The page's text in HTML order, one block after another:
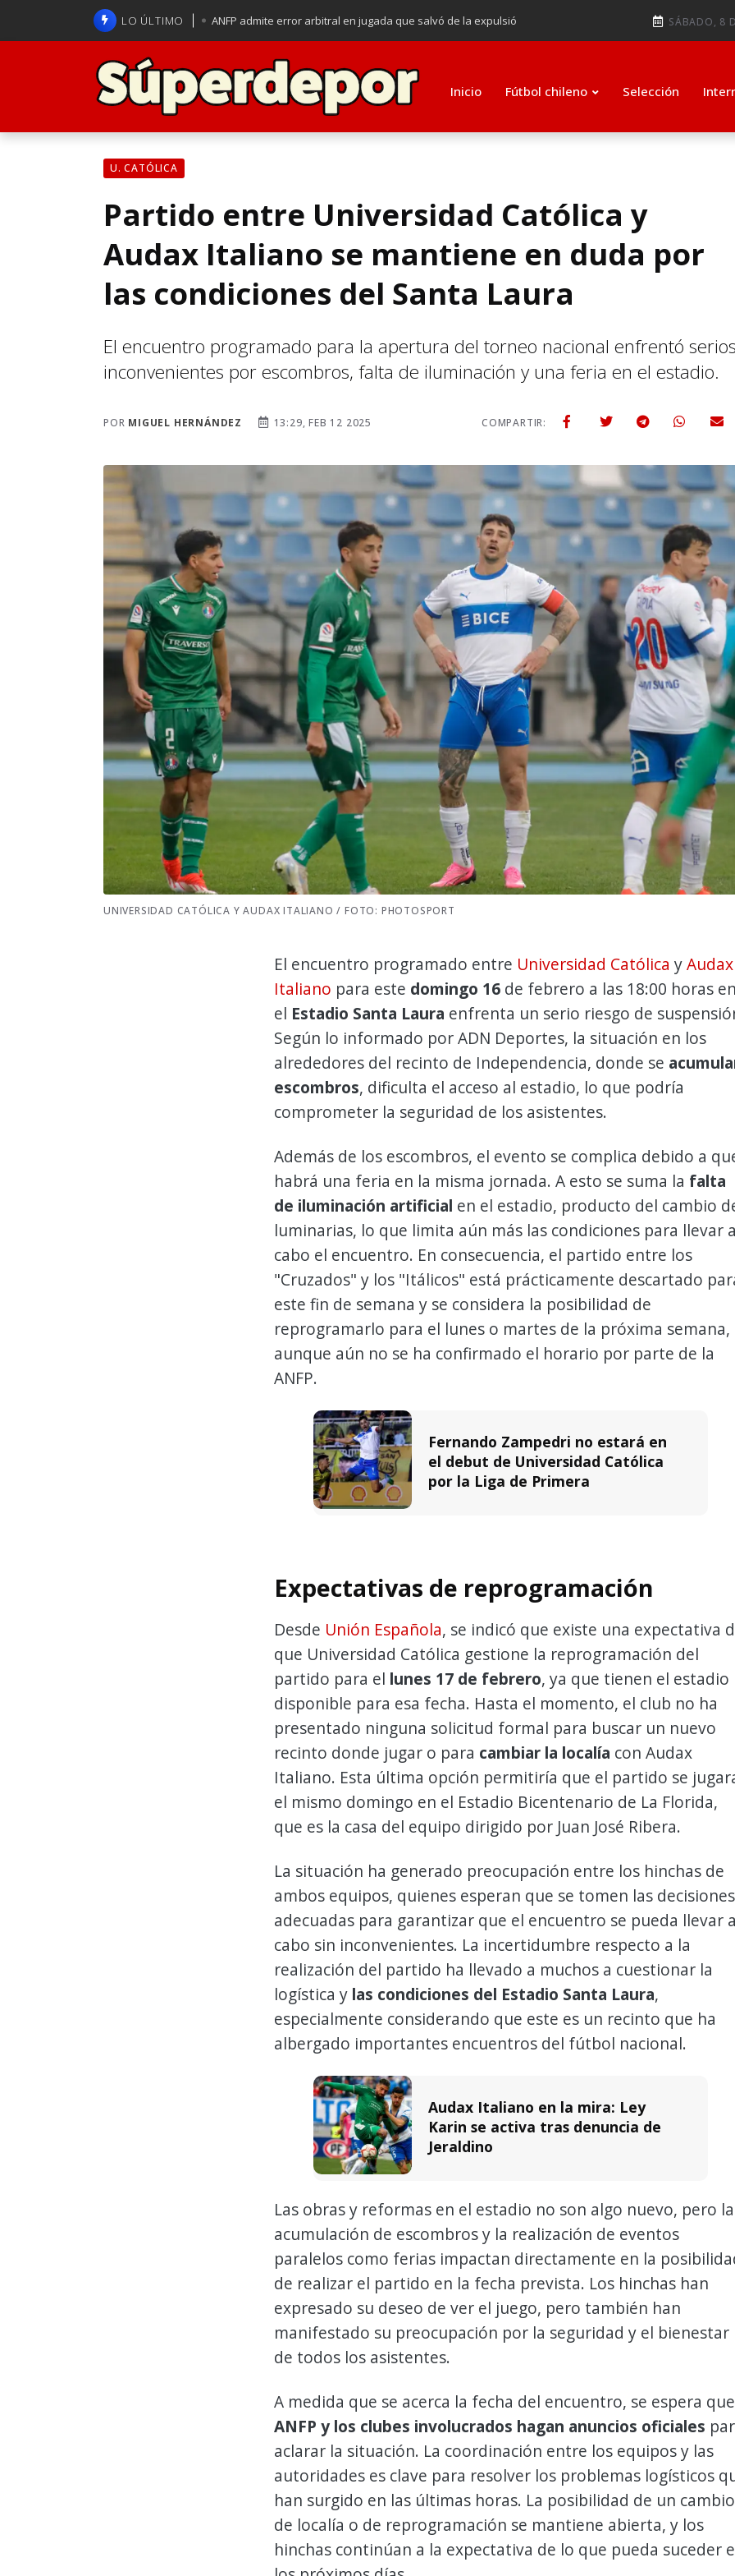
LO ÚLTIMO ANFP admite error arbitral en jugada que salvó de la expulsió
La U se aferra a la esperanza de clasificar a octavos de
Brasil anuncia a Carlo Ancelotti como su nuevo entrenador para
SÁBADO, 8
Inicio Fútbol chileno Selección
U. CATÓLICA
Partido entre Universidad Católica y
Audax Italiano se mantiene en duda por
las condiciones del Santa Laura
El encuentro programado para la apertura del torneo nacional enfrentó
inconvenientes por escombros, falta de iluminación y una feria en el estadio.
POR MIGUEL HERNÁNDEZ 13:29, FEB 12 2025 COMPARTIR:
UNIVERSIDAD CATÓLICA Y AUDAX ITALIANO / FOTO: PHOTOSPORT
El encuentro programado entre Universidad Católica yAudax
Italiano para este domingo 16 de febrero a las 18:00 horas
el Estadio Santa Laura enfrenta un serio riesgo de
Según lo informado por ADN Deportes, la situación en los
alrededores del recinto de Independencia, donde se
escombros, dificulta el acceso al estadio, lo que podría
comprometer la seguridad de los asistentes.
Además de los escombros, el evento se complica debido a
habrá una feria en la misma jornada. A esto se suma la falta
de iluminación artificial en el estadio, producto del cambio
luminarias, lo que limita aún más las condiciones para llevar
cabo el encuentro. En consecuencia, el partido entre los
"Cruzados" y los "Itálicos" está prácticamente descartado
este fin de semana y se considera la posibilidad de
reprogramarlo para el lunes o martes de la próxima semana,
aunque aún no se ha confirmado el horario por parte de la
ANFP.
Fernando Zampedri no estará en
el debut de Universidad Católica
por la Liga de Primera
Expectativas de reprogramación
Desde Unión Española, se indicó que existe una expectativa
que Universidad Católica gestione la reprogramación del
partido para el lunes 17 de febrero, ya que tienen el estadio
disponible para esa fecha. Hasta el momento, el club no ha
presentado ninguna solicitud formal para buscar un nuevo
recinto donde jugar o para cambiar la localía con Audax
Italiano. Esta última opción permitiría que el partido se
el mismo domingo en el Estadio Bicentenario de La Florida,
que es la casa del equipo dirigido por Juan José Ribera.
La situación ha generado preocupación entre los hinchas de
ambos equipos, quienes esperan que se tomen las decisiones
adecuadas para garantizar que el encuentro se pueda llevar
cabo sin inconvenientes. La incertidumbre respecto a la
realización del partido ha llevado a muchos a cuestionar la
logística y las condiciones del Estadio Santa Laura,
especialmente considerando que este es un recinto que ha
albergado importantes encuentros del fútbol nacional.
Audax Italiano en la mira: Ley
Karin se activa tras denuncia de
Jeraldino
Las obras y reformas en el estadio no son algo nuevo, pero la
acumulación de escombros y la realización de eventos
paralelos como ferias impactan directamente en la
de realizar el partido en la fecha prevista. Los hinchas han
expresado su deseo de ver el juego, pero también han
manifestado su preocupación por la seguridad y el bienestar
de todos los asistentes.
A medida que se acerca la fecha del encuentro, se espera que
ANFP y los clubes involucrados hagan anuncios oficiales
aclarar la situación. La coordinación entre los equipos y las
autoridades es clave para resolver los problemas logísticos
han surgido en las últimas horas. La posibilidad de un cambio
de localía o de reprogramación se mantiene abierta, y los
hinchas continúan a la expectativa de lo que pueda suceder